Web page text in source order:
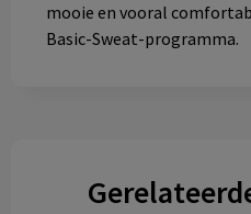
mooie en vooral
Basic-Sweat-programma.